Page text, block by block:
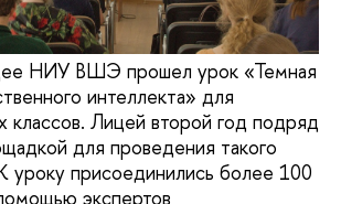
НИУ ВШЭ прошел урок «Темная
интеллекта» для
классов. Лицей второй год подряд
для проведения такого
уроку присоединились более 100
экспертов